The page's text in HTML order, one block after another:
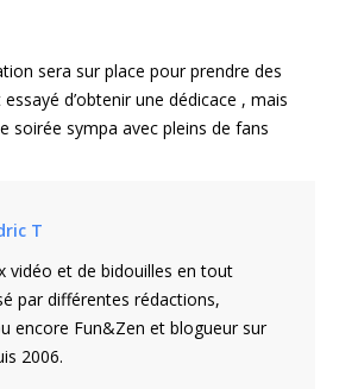
sera sur place pour prendre des
d’obtenir une dédicace , mais
soirée sympa avec pleins de fans
T
vidéo et de bidouilles en tout
par différentes rédactions,
encore Fun&Zen et blogueur sur
2006.